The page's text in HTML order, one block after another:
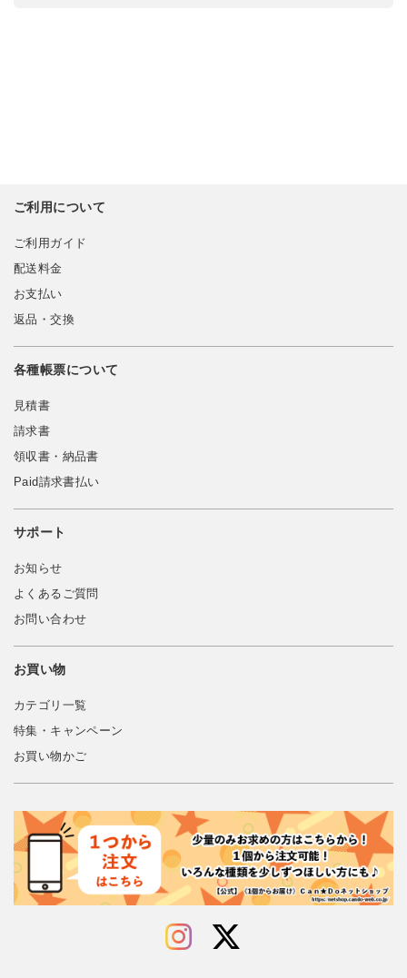
ご利用について
ご利用ガイド
配送料金
お支払い
返品・交換
各種帳票について
見積書
請求書
領収書・納品書
Paid請求書払い
サポート
お知らせ
よくあるご質問
お問い合わせ
お買い物
カテゴリ一覧
特集・キャンペーン
お買い物かご